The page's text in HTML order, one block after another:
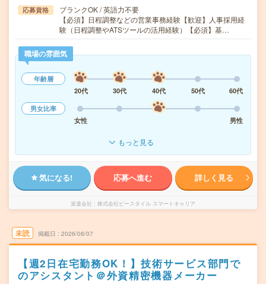
応募資格
ブランクOK / 英語力不要
【必須】日程調整などの営業事務経験【歓迎】人事採用経
験（日程調整やATSツールの活用経験）【必須】基…
職場の雰囲気
年齢層
20代
30代 40代 50代
60代
男女比率
女性
男性
もっと見る
気になる! 応募へ進む 詳しく見る
派遣会社 株式会社ビースタイル スマートキャリア
未読 掲載日 2026/08/07
【週2日在宅勤務OK！】技術サービス部門で
のアシスタント＠外資精密機器メーカー